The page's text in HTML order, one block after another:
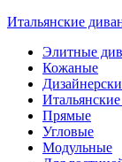
Итальянские
Элитные
Кожаные
Прямые
Угловые
Модульные